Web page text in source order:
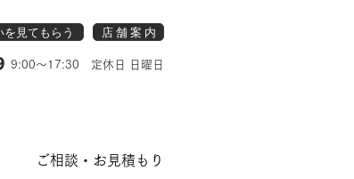
を見てもらう 店 舗 案 内
9:00～17:30 定休日 日曜日
ご相談・お見積もり